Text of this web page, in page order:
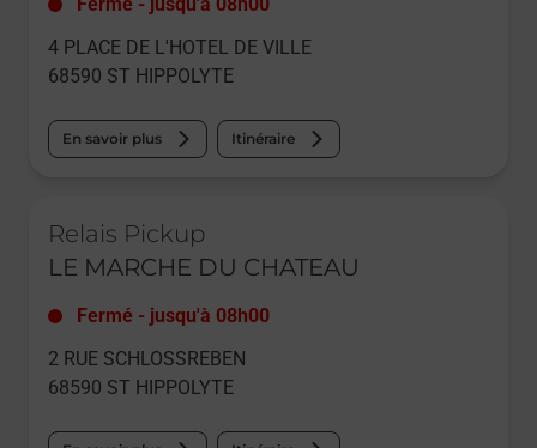
4 PLACE DE L'HOTEL DE VILLE
68590 ST HIPPOLYTE
En savoir plus Itinéraire
Relais Pickup
LE MARCHE DU CHATEAU
Fermé - jusqu'à 08h00
2 RUE SCHLOSSREBEN
68590 ST HIPPOLYTE